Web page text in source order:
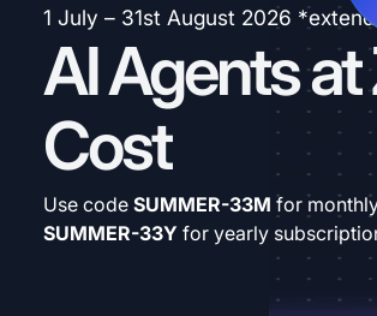
1 July – 31st August 2026
AI Agents
Cost
Use code SUMMER-33M for
SUMMER-33Y for yearly